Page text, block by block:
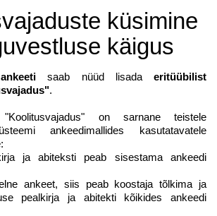
küsimine
käigus
saab nüüd lisadaeritüübilist
.
on sarnane teistele
ankeedimallides kasutatavatele
ja abiteksti peab sisestama ankeedi
ankeet, siis peab koostaja tõlkima ja
pealkirja ja abitekti kõikides ankeedi